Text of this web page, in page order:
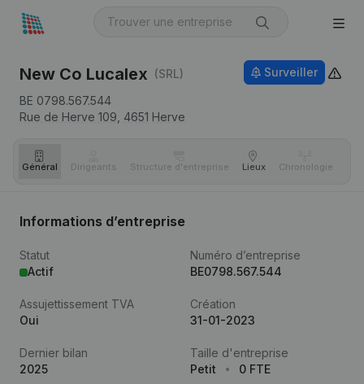
New Co Lucalex (SRL)
BE 0798.567.544
Rue de Herve 109, 4651 Herve
Surveiller
Général Dirigeants Structure d'entreprise Lieux Chronologie
Informations d’entreprise
Statut
Actif
Numéro d’entreprise
BE0798.567.544
Assujettissement TVA
Oui
Création
31-01-2023
Dernier bilan
2025
Taille d'entreprise
Petit
0 FTE